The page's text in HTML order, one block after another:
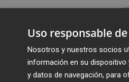
eliminatoria con el equipo
aficionados por nuestra
del Rey, por lo que no dudó
eliminatoria. Esperamos que
Uso responsable
Nosotros y nuestros socios
información en su dispositivo
y datos de navegación, para